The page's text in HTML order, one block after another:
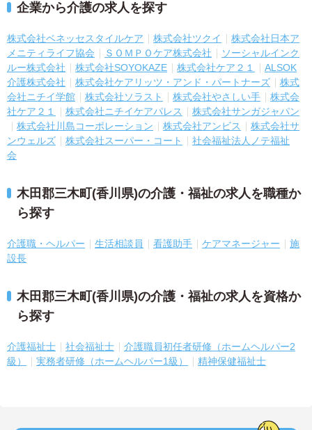
企業から介護の求人を探す
株式会社ベネッセスタイルケア 株式会社ツクイ
株式会社日本ア
メニティライフ協会
ＳＯＭＰＯケア株式会社
ソーシャルインク
ルー株式会社
株式会社SOYOKAZE 株式会社ケア２１
ALSOK
介護株式会社
株式会社ケアリッツ・アンド・パートナーズ
株式
会社ニチイ学館
株式会社ソラスト 株式会社やさしい手
株式会
社ケア２１
株式会社ニチイケアパレス
株式会社サンガジャパン
株式会社川島コーポレーション
株式会社アンビス
株式会社サ
ンウェルズ
株式会社スーパー・コート
社会福祉法人ノテ福祉
会
木田郡三木町(香川県)の介護・福祉の求人を職種か
ら探す
介護職・ヘルパー 生活相談員 看護助手 ケアマネージャー
施
設長
木田郡三木町(香川県)の介護・福祉の求人を資格か
ら探す
介護福祉士 社会福祉士
介護職員初任者研修（ホームヘルパー2
級）
実務者研修（ホームヘルパー1級） 精神保健福祉士